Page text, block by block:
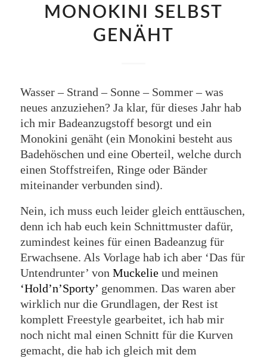
MONOKINI SELBST
GENÄHT
Wasser – Strand – Sonne – Sommer – was
neues anzuziehen? Ja klar, für dieses Jahr hab
ich mir Badeanzugstoff besorgt und ein
Monokini genäht (ein Monokini besteht aus
Badehöschen und eine Oberteil, welche durch
einen Stoffstreifen, Ringe oder Bänder
miteinander verbunden sind).
Nein, ich muss euch leider gleich enttäuschen,
denn ich hab euch kein Schnittmuster dafür,
zumindest keines für einen Badeanzug für
Erwachsene. Als Vorlage hab ich aber ‘Das für
Untendrunter’ von Muckelieund meinen
‘Hold’n’Sporty’ genommen. Das waren aber
wirklich nur die Grundlagen, der Rest ist
komplett Freestyle gearbeitet, ich hab mir
noch nicht mal einen Schnitt für die Kurven
gemacht, die hab ich gleich mit dem